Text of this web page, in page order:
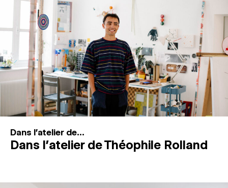
MAGAZINE
ESPACES DE PRATIQUE ARTISTIQUE ↓
Recherche
Connexion
Dans l'atelier de...
Dans l’atelier de Théophile Rolland